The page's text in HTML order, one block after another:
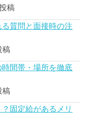
稿
質問と面接時の注
稿
間帯・場所を徹底
稿
固定給があるメリ